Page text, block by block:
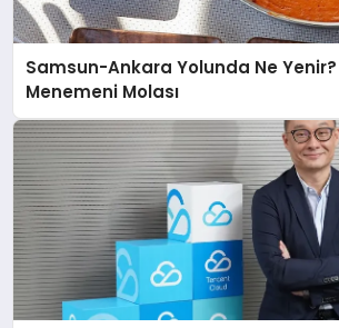
Samsun-Ankara Yolunda Ne Yenir?
Menemeni Molası